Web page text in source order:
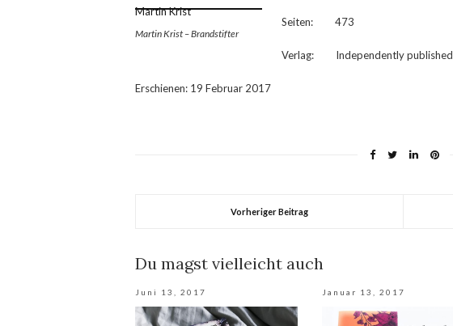
Martin Krist – Brandstifter
Seiten: 473
Verlag: Independently published
Erschienen: 19 Februar 2017
Vorheriger Beitrag
Du magst vielleicht auch
Juni 13, 2017 Januar 13, 2017